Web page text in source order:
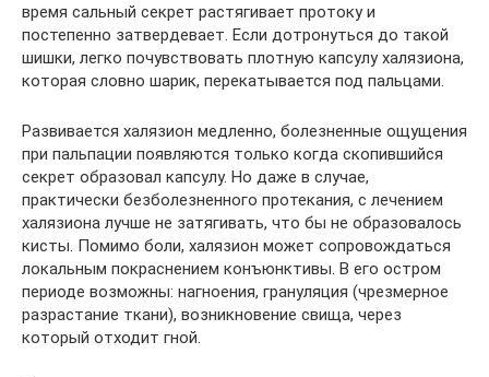
время сальный секрет растягивает протоку и
постепенно затвердевает. Если дотронуться до такой
шишки, легко почувствовать плотную капсулу халязиона,
которая словно шарик, перекатывается под пальцами.
Развивается халязион медленно, болезненные ощущения
при пальпации появляются только когда скопившийся
секрет образовал капсулу. Но даже в случае,
практически безболезненного протекания, с лечением
халязиона лучше не затягивать, что бы не образовалось
кисты. Помимо боли, халязион может сопровождаться
локальным покраснением конъюнктивы. В его остром
периоде возможны: нагноения, грануляция (чрезмерное
разрастание ткани), возникновение свища, через
который отходит гной.